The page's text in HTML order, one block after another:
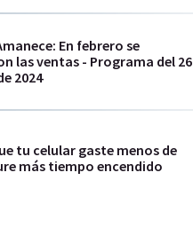
En febrero se
las ventas - Programa del 26
2024
tu celular gaste menos de
más tiempo encendido